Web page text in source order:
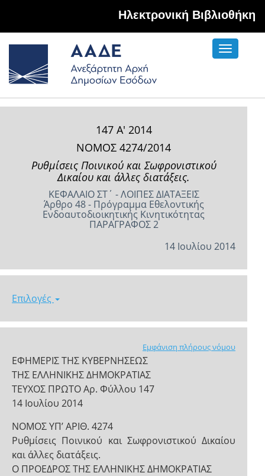
Hλεκτρονική Βιβλιοθήκη
Toggle
147 Α' 2014
ΝΟΜΟΣ 4274/2014
Ρυθμίσεις Ποινικού και Σωφρονιστικού
Δικαίου και άλλες διατάξεις.
ΚΕΦΑΛΑΙΟ ΣΤ΄ - ΛΟΙΠΕΣ ΔΙΑΤΑΞΕΙΣ
Άρθρο 48 - Πρόγραμμα Εθελοντικής
Ενδοαυτοδιοικητικής Κινητικότητας
ΠΑΡΑΓΡΑΦΟΣ 2
14 Ιουλίου 2014
Επιλογές
Εμφάνιση πλήρους νόμου
ΕΦΗΜΕΡΙΣ ΤΗΣ ΚΥΒΕΡΝΗΣΕΩΣ
ΤΗΣ ΕΛΛΗΝΙΚΗΣ ΔΗΜΟΚΡΑΤΙΑΣ
ΤΕΥΧΟΣ ΠΡΩΤΟ Αρ. Φύλλου 147
14 Ιουλίου 2014
NOMOΣ ΥΠ’ ΑΡΙΘ. 4274
Ρυθμίσεις Ποινικού και Σωφρονιστικού Δικαίου
και άλλες διατάξεις.
Ο ΠΡΟΕΔΡΟΣ ΤΗΣ ΕΛΛΗΝΙΚΗΣ ΔΗΜΟΚΡΑΤΙΑΣ